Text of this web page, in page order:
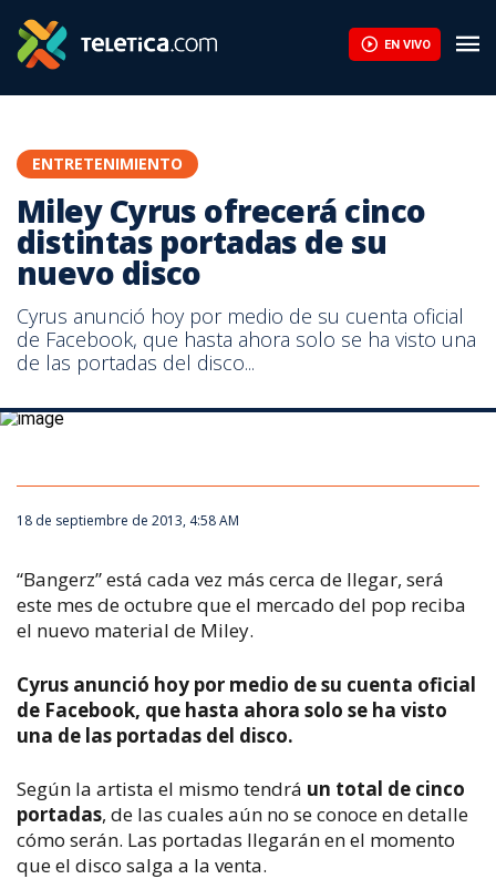
EN VIVO
ENTRETENIMIENTO
Miley Cyrus ofrecerá cinco
distintas portadas de su
nuevo disco
Cyrus anunció hoy por medio de su cuenta oficial
de Facebook, que hasta ahora solo se ha visto una
de las portadas del disco...
Según la artista hasta ahora se conoce solo una de las portadas
18 de septiembre de 2013, 4:58 AM
“Bangerz” está cada vez más cerca de llegar, será
este mes de octubre que el mercado del pop reciba
el nuevo material de Miley.
Cyrus anunció hoy por medio de su cuenta oficial
de Facebook, que hasta ahora solo se ha visto
una de las portadas del disco.
Según la artista el mismo tendrá un total de cinco
portadas, de las cuales aún no se conoce en detalle
cómo serán. Las portadas llegarán en el momento
que el disco salga a la venta.